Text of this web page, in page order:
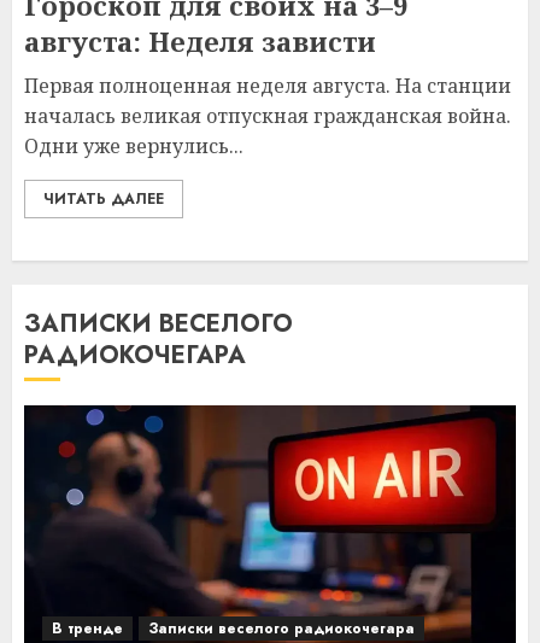
августа: Неделя зависти
Первая полноценная неделя августа. На станции
началась великая отпускная гражданская война.
Одни уже вернулись...
ЧИТАТЬ ДАЛЕЕ
ЗАПИСКИ ВЕСЕЛОГО
РАДИОКОЧЕГАРА
В тренде
Записки веселого радиокочегара